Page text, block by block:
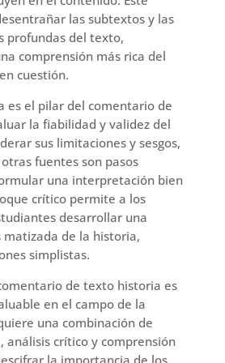
las subtextos y las
profundas del texto,
comprensión más rica del
cuestión.
es el pilar del comentario de
la fiabilidad y validez del
sus limitaciones y sesgos,
fuentes son pasos
una interpretación bien
crítico permite a los
desarrollar una
matizada de la historia,
simplistas.
de texto historia es
en el campo de la
una combinación de
análisis crítico y comprensión
la importancia de los